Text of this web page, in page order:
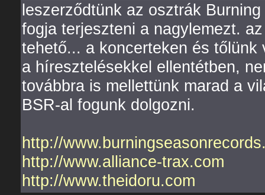
leszerződtünk az osztrák
fogja terjeszteni a nagylemezt.
tehető... a koncerteken és
a híresztelésekkel ellentétben,
továbbra is mellettünk marad a
BSR-al fogunk dolgozni.
http://
http://www.alliance-trax.com
http://www.theidoru.com